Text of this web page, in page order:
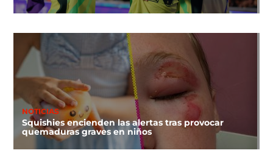
NOTICIAS
Squishies encienden las alertas tras provocar
quemaduras graves en niños